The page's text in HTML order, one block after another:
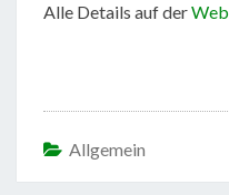
Alle Details auf der
Allgemein